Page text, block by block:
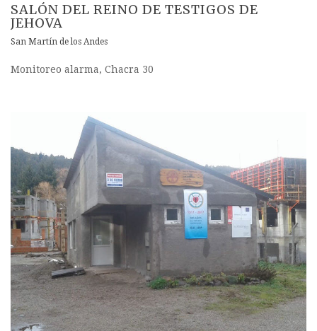
SALÓN DEL REINO DE TESTIGOS DE
JEHOVA
San Martín de los Andes
Monitoreo alarma, Chacra 30